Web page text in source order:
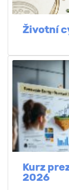
Životní
Kurz
2026